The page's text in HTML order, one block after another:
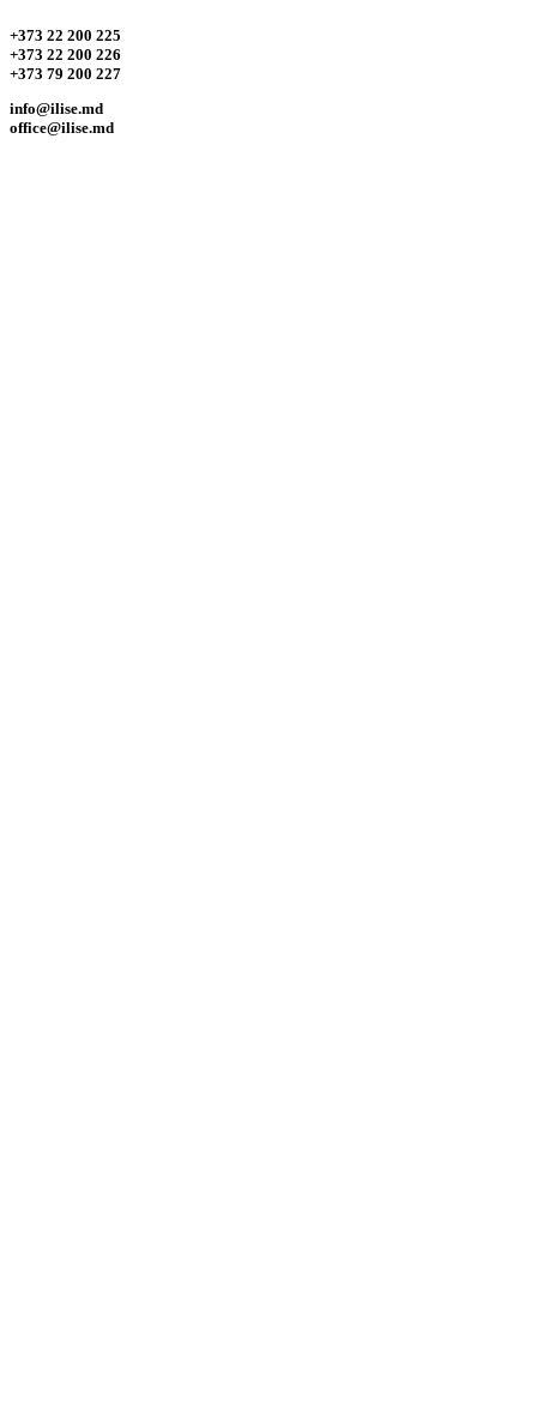
+373 22 200 225
+373 22 200 226
+373 79 200 227
info@ilise.md
office@ilise.md